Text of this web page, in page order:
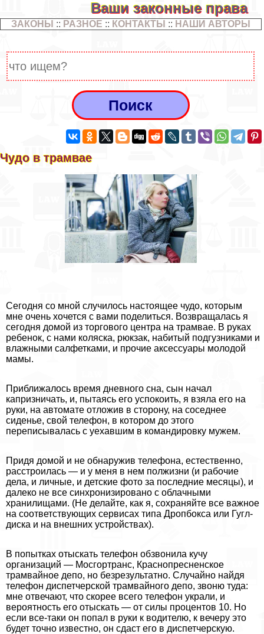
Ваши законные права
ЗАКОНЫ :: РАЗНОЕ :: КОНТАКТЫ :: НАШИ АВТОРЫ
Чудо в трамвае
Сегодня со мной случилось настоящее чудо, которым
мне очень хочется с вами поделиться. Возвращалась я
сегодня домой из торгового центра на трамвае. В руках
ребенок, с нами коляска, рюкзак, набитый подгузниками и
влажными салфетками, и прочие аксессуары молодой
мамы.
Приближалось время дневного сна, сын начал
капризничать, и, пытаясь его успокоить, я взяла его на
руки, на автомате отложив в сторону, на соседнее
сиденье, свой телефон, в котором до этого
переписывалась с уехавшим в комaндировку мужем.
Придя домой и не обнаружив телефона, естественно,
расстроилась — и у меня в нем полжизни (и рабочие
дела, и личные, и детские фото за последние месяцы), и
далеко не все синхронизировано с облачными
хранилищами. (Не делайте, как я, сохраняйте все важное
на соответствующих сервисах типа Дропбокса или Гугл-
диска и на внешних устройствах).
В попытках отыскать телефон обзвонила кучу
организаций — Мосгортрaнc, Краснопресненское
трамвайное депо, но безрезультатно. Случайно найдя
телефон диспетчерской трамвайного депо, звоню туда:
мне отвечают, что скорее всего телефон украли, и
вероятность его отыскать — от силы процентов 10. Но
если все-таки он попал в руки к водителю, к вечеру это
будет точно известно, он сдаст его в диспетчерскую.